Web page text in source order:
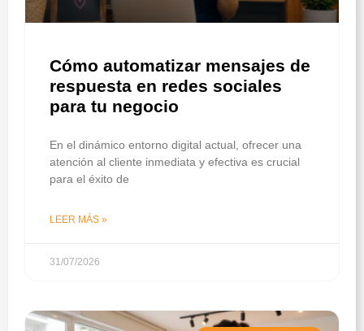
Cómo automatizar mensajes de
respuesta en redes sociales
para tu negocio
En el dinámico entorno digital actual, ofrecer una
atención al cliente inmediata y efectiva es crucial
para el éxito de
LEER MÁS »
31/07/2026